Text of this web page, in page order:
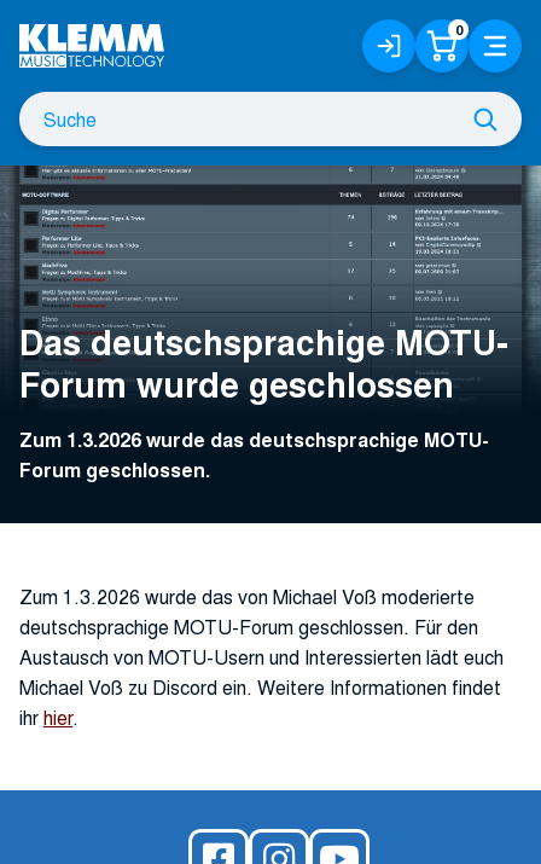
Hauptinhalt
Suche
nach
Anmelden
/
Registrieren
0 Menü
Das deutschsprachige MOTU-
Forum wurde geschlossen
Zum 1.3.2026 wurde das deutschsprachige MOTU-
Forum geschlossen.
Zum 1.3.2026 wurde das von Michael Voß moderierte
deutschsprachige MOTU-Forum geschlossen. Für den
Austausch von MOTU-Usern und Interessierten lädt euch
Michael Voß zu Discord ein. Weitere Informationen findet
ihrhier.